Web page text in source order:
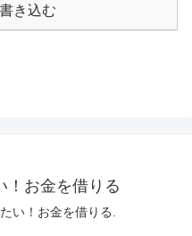
き込む
！お金を借りる
い！お金を借りる.